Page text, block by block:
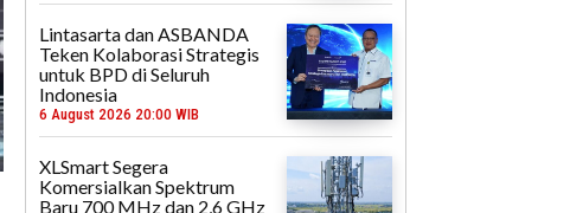
Lintasarta dan ASBANDA
Teken Kolaborasi Strategis
untuk BPD di Seluruh
Indonesia
6 August 2026 20:00 WIB
XLSmart Segera
Komersialkan Spektrum
Baru 700 MHz dan 2,6 GHz